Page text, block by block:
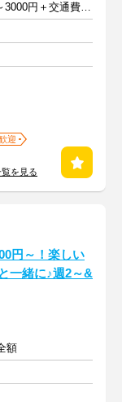
1サービス（60分）：1200～3000円＋交通費全額支給
迎
を見る
円～！楽しい
一緒に♪週2～&
額